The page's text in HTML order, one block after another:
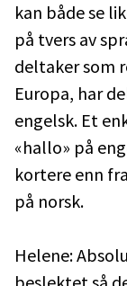
kan både se
på tvers av
deltaker som
Europa, har
engelsk. Et
«hallo» på
kortere enn
på norsk.
Helene: